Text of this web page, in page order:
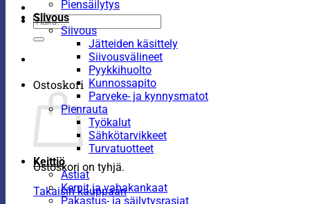
Etsi:
Ostoskori
Ostoskori on tyhjä.
Takaisin kauppaan
Piensäilytys
Siivous
Siivous
Jätteiden käsittely
Siivousvälineet
Pyykkihuolto
Kunnossapito
Parveke- ja kynnysmatot
Pienrauta
Työkalut
Sähkötarvikkeet
Turvatuotteet
Keittiö
Astiat
Kernit ja vahakankaat
Pakastus- ja säilytysrasiat